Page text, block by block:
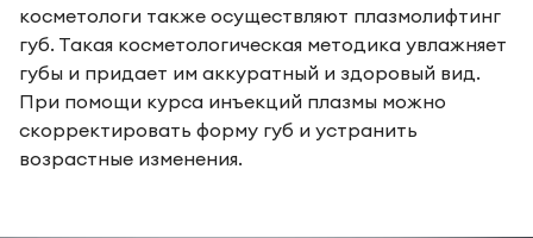
косметологи также осуществляют плазмолифтинг
губ. Такая косметологическая методика увлажняет
губы и придает им аккуратный и здоровый вид.
При помощи курса инъекций плазмы можно
скорректировать форму губ и устранить
возрастные изменения.